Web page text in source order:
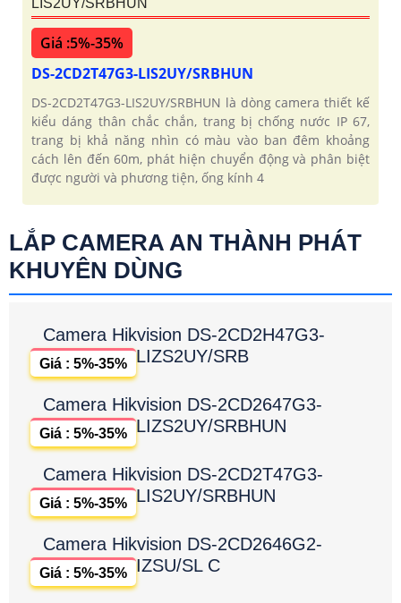
LIS2UY/SRBHUN
Giá :5%-35%
DS-2CD2T47G3-LIS2UY/SRBHUN
DS-2CD2T47G3-LIS2UY/SRBHUN là dòng camera thiết kế
kiểu dáng thân chắc chắn, trang bị chống nước IP 67,
trang bị khả năng nhìn có màu vào ban đêm khoảng
cách lên đến 60m, phát hiện chuyển động và phân biệt
được người và phương tiện, ống kính 4
LẮP CAMERA AN THÀNH PHÁT
KHUYÊN DÙNG
Camera Hikvision DS-2CD2H47G3-
LIZS2UY/SRB
Giá : 5%-35%
Camera Hikvision DS-2CD2647G3-
LIZS2UY/SRBHUN
Giá : 5%-35%
Camera Hikvision DS-2CD2T47G3-
LIS2UY/SRBHUN
Giá : 5%-35%
Camera Hikvision DS-2CD2646G2-
IZSU/SL C
Giá : 5%-35%